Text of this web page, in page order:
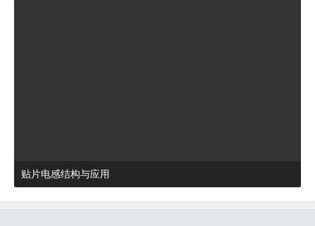
贴片电感结构与应用